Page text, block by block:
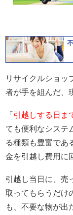
リサイクルショッ
者が手を組んだ、
「 引越しする日ま
ても便利なシステ
る種類も豊富であ
金を引越し費用に
引越し当日に、売
取ってもらうだけ
も、不要な物が出